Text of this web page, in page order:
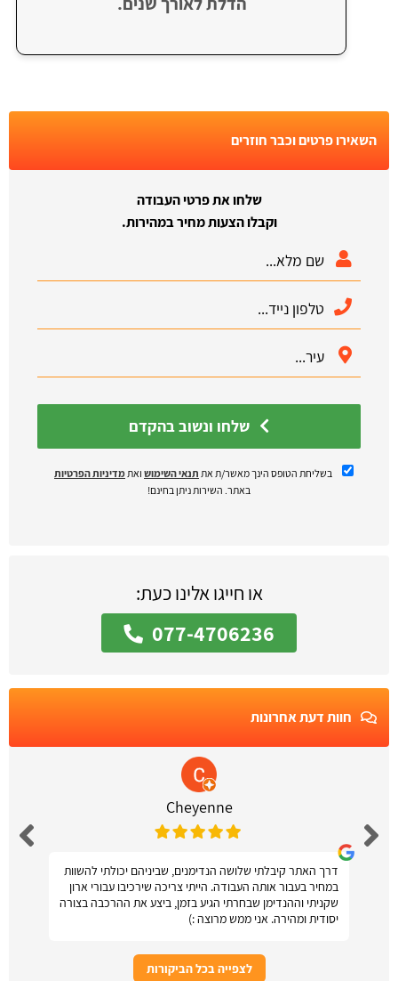
השאירו פרטים וכבר חוזרים
שלחו את פרטי העבודה
וקבלו הצעות מחיר במהירות.
בשליחת הטופס הינך מאשר/ת את תנאי השימוש ואת מדיניות הפרטיות
באתר. השירות ניתן בחינם!
או חייגו אלינו כעת:
077-4706236
חוות דעת אחרונות
Cheyenne
דרך האתר קיבלתי שלושה הנדימנים, שביניהם יכולתי להשוות
במחיר בעבור אותה העבודה. הייתי צריכה שירכיבו עבורי ארון
שקניתי וההנדימן שבחרתי הגיע בזמן, ביצע את ההרכבה בצורה
יסודית ומהירה. אני ממש מרוצה :)
לצפייה בכל הביקורות